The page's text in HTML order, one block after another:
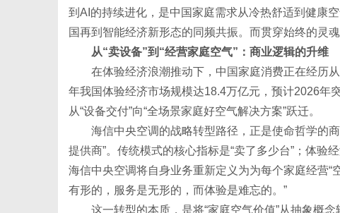
到AI的持续进化，是中国家庭需求从冷热舒适到健康
国再到智能经济新形态的同频共振。而贯穿始终的灵
从“卖设备”到“经营家庭空气”：商业逻辑的升维
在体验经济浪潮推动下，中国家庭消费正在经历
年我国体验经济市场规模达18.4万亿元，预计2026年
从“设备交付”向“全场景家庭好空气解决方案”跃迁。
海信中央空调的战略转型路径，正是使命哲学的
提供商”。传统模式的核心指标是“卖了多少台”；体验
海信中央空调将自身业务重新定义为为每个家庭经营“
有形的，服务是无形的，而体验是难忘的。”
这一转型的本质，是将“家庭空气价值”从抽象概